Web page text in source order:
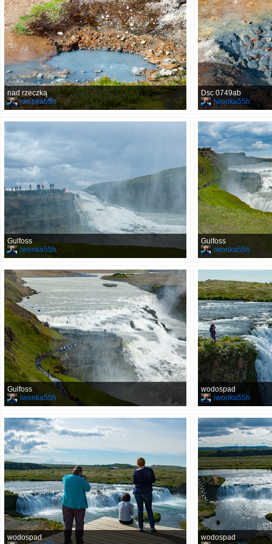
nad rzeczką
iwonka55h
Dsc 0749ab
iwonka55h
Gulfoss
iwonka55h
Gulfoss
iwonka55h
Gulfoss
iwonka55h
wodospad
iwonka55h
wodospad
wodospad